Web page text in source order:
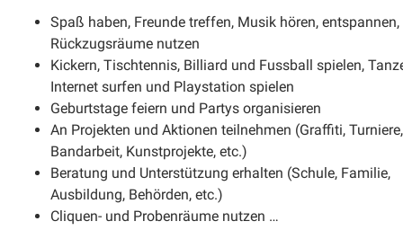
Spaß haben, Freunde treffen, Musik hören, entspannen,
Rückzugsräume nutzen
Kickern, Tischtennis, Billiard und Fussball spielen,
Internet surfen und Playstation spielen
Geburtstage feiern und Partys organisieren
An Projekten und Aktionen teilnehmen (Graffiti, Turniere,
Bandarbeit, Kunstprojekte, etc.)
Beratung und Unterstützung erhalten (Schule, Familie,
Ausbildung, Behörden, etc.)
Cliquen- und Probenräume nutzen …